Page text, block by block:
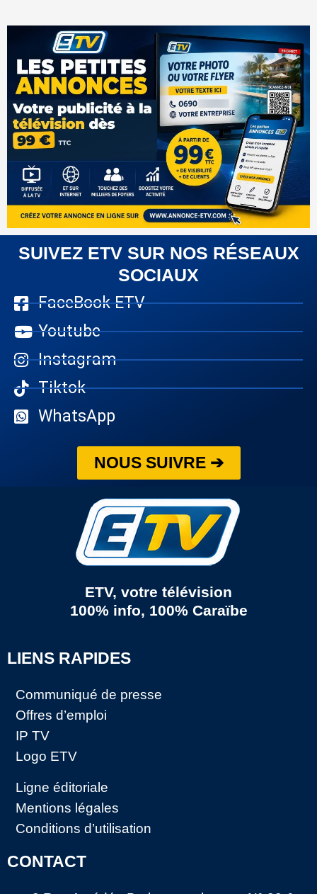
SUIVEZ ETV SUR NOS RÉSEAUX
SOCIAUX
FaceBook ETV
Youtube
Instagram
Tiktok
WhatsApp
NOUS SUIVRE ➔
ETV, votre télévision
100% info, 100% Caraïbe
LIENS RAPIDES
Communiqué de presse
Offres d’emploi
IP TV
Logo ETV
Ligne éditoriale
Mentions légales
Conditions d’utilisation
CONTACT